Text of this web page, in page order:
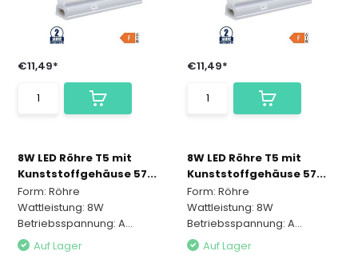
€11,49*
8W LED Röhre T5 mit
Kunststoffgehäuse 57...
Form: Röhre
Wattleistung: 8W
Betriebsspannung: A...
Auf Lager
€11,49*
8W LED Röhre T5 mit
Kunststoffgehäuse 57...
Form: Röhre
Wattleistung: 8W
Betriebsspannung: A...
Auf Lager